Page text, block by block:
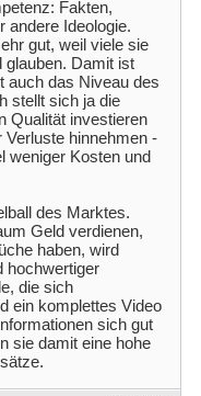
Fakten,
andere Ideologie.
gut, weil viele sie
glauben. Damit ist
auch das Niveau des
stellt sich ja die
Qualität investieren
Verluste hinnehmen -
weniger Kosten und
des Marktes.
Geld verdienen,
haben, wird
hochwertiger
die sich
ein komplettes Video
sich gut
sie damit eine hohe